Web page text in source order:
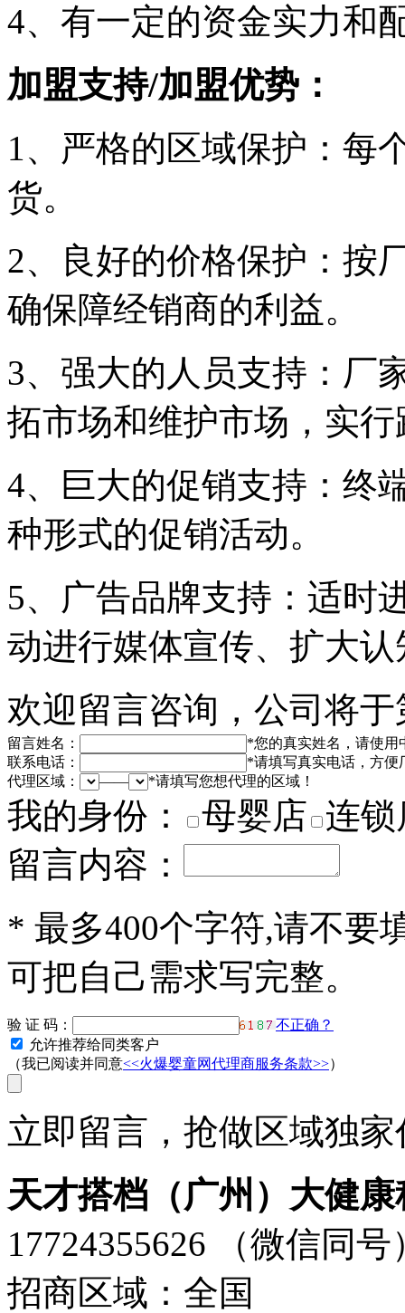
4、有一定的资金实力和
加盟支持/加盟优势：
1、严格的区域保护：每
货。
2、良好的价格保护：按
确保障经销商的利益。
3、强大的人员支持：厂
拓市场和维护市场，实
4、巨大的促销支持：终
种形式的促销活动。
5、广告品牌支持：适时
动进行媒体宣传、扩大认
欢迎留言咨询，公司将
留言姓名： *您的真实姓名，请使用
联系电话：
*请填写真实电话，方便
代理区域：
—— *请填写您想代理的区域！
我的身份： 母婴店 连锁
留言内容：
* 最多400个字符,请不要
可把自己需求写完整。
验 证 码：
不正确？
允许推荐给同类客户
（我已阅读并同意<<火爆婴童网代理商服务条款>>）
立即留言，抢做区域独
天才搭档（广州）大健
17724355626 （微信同号
招商区域：全国